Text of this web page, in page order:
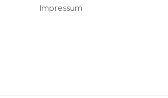
Impressum